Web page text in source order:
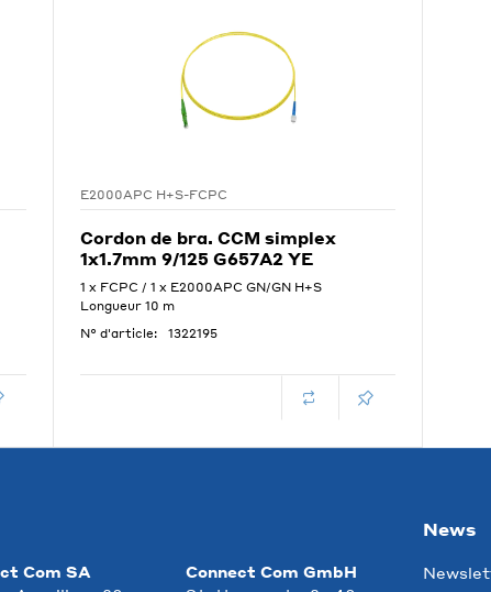
E2000APC H+S-FCPC
Cordon de bra. CCM simplex
1x1.7mm 9/125 G657A2 YE
1 x FCPC / 1 x E2000APC GN/GN H+S
Longueur 10 m
N° d'article:
1322195
Com SA
Connect Com GmbH
News